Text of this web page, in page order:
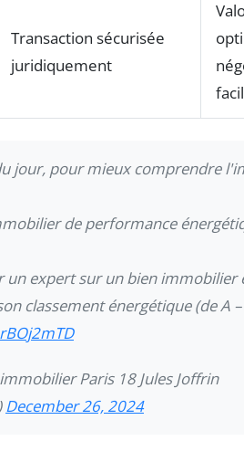
Transaction sécurisée
juridiquement
jour, pour mieux comprendre
de performance
un expert sur un bien immobilier
classement énergétique (de A
Paris 18 Jules Joffrin
December 26, 2024